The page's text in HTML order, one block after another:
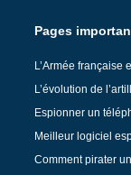
Pages
L’Armée française
L’évolution de
Espionner un
Meilleur logiciel
Comment pirater